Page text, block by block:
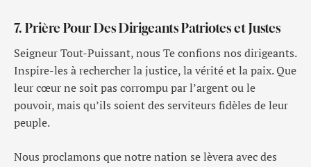
7. Prière Pour Des Dirigeants Patriotes et Justes
Seigneur Tout-Puissant, nous Te confions nos dirigeants.
Inspire-les à rechercher la justice, la vérité et la paix. Que
leur cœur ne soit pas corrompu par l’argent ou le
pouvoir, mais qu’ils soient des serviteurs fidèles de leur
peuple.
Nous proclamons que notre nation se lèvera avec des